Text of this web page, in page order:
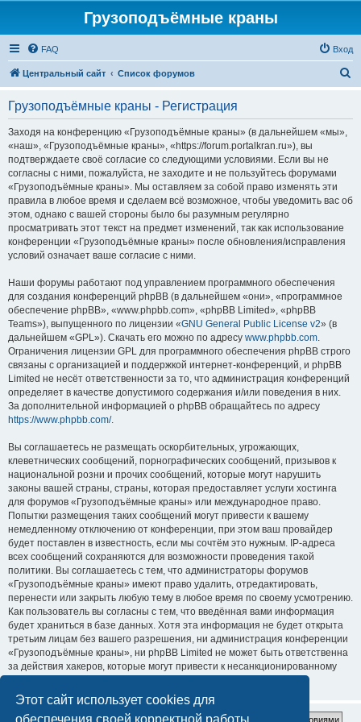
Этот сайт использует cookies для
обеспечения своей корректной работы.
Грузоподъёмные краны
FAQ Вход
Центральный сайт Список форумов
Грузоподъёмные краны - Регистрация
Заходя на конференцию «Грузоподъёмные краны» (в дальнейшем «мы»,
«наш», «Грузоподъёмные краны», «https://forum.portalkran.ru»), вы
подтверждаете своё согласие со следующими условиями. Если вы не
согласны с ними, пожалуйста, не заходите и не пользуйтесь форумами
«Грузоподъёмные краны». Мы оставляем за собой право изменять эти
правила в любое время и сделаем всё возможное, чтобы уведомить вас об
этом, однако с вашей стороны было бы разумным регулярно
просматривать этот текст на предмет изменений, так как использование
конференции «Грузоподъёмные краны» после обновления/исправления
условий означает ваше согласие с ними.
Наши форумы работают под управлением программного обеспечения
для создания конференций phpBB (в дальнейшем «они», «программное
обеспечение phpBB», «www.phpbb.com», «phpBB Limited», «phpBB
Teams»), выпущенного по лицензии «GNU General Public License v2» (в
дальнейшем «GPL»). Скачать его можно по адресу www.phpbb.com.
Ограничения лицензии GPL для программного обеспечения phpBB строго
связаны с организацией и поддержкой интернет-конференций, и phpBB
Limited не несёт ответственности за то, что администрация конференций
определяет в качестве допустимого содержания и/или поведения в них.
За дополнительной информацией о phpBB обращайтесь по адресу
https://www.phpbb.com/.
Вы соглашаетесь не размещать оскорбительных, угрожающих,
клеветнических сообщений, порнографических сообщений, призывов к
национальной розни и прочих сообщений, которые могут нарушить
законы вашей страны, страны, которая предоставляет услуги хостинга
для форумов «Грузоподъёмные краны» или международное право.
Попытки размещения таких сообщений могут привести к вашему
немедленному отключению от конференции, при этом ваш провайдер
будет поставлен в известность, если мы сочтём это нужным. IP-адреса
всех сообщений сохраняются для возможности проведения такой
политики. Вы соглашаетесь с тем, что администраторы форумов
«Грузоподъёмные краны» имеют право удалить, отредактировать,
перенести или закрыть любую тему в любое время по своему усмотрению.
Как пользователь вы согласны с тем, что введённая вами информация
будет храниться в базе данных. Хотя эта информация не будет открыта
третьим лицам без вашего разрешения, ни администрация конференции
«Грузоподъёмные краны», ни phpBB Limited не может быть ответственна
за действия хакеров, которые могут привести к несанкционированному